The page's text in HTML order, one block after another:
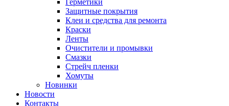
Герметики
Защитные покрытия
Клеи и средства для ремонта
Краски
Ленты
Очистители и промывки
Смазки
Стрейч пленки
Хомуты
Новинки
Новости
Контакты